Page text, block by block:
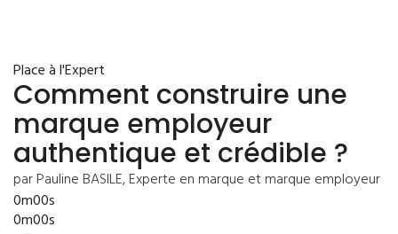
Place à l'Expert
Comment construire une
marque employeur
authentique et crédible ?
par Pauline BASILE, Experte en marque et marque employeur
0m00s
0m00s